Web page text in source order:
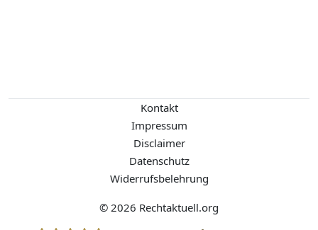
Kontakt
Impressum
Disclaimer
Datenschutz
Widerrufsbelehrung
© 2026 Rechtaktuell.org